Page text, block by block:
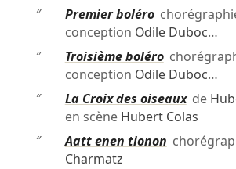
″
Premier boléro
conception Odile Duboc…
″
Troisième boléro
conception Odile Duboc…
″
La Croix des oiseauxde
en scène Hubert Colas
″
Aatt enen tionon
Charmatz